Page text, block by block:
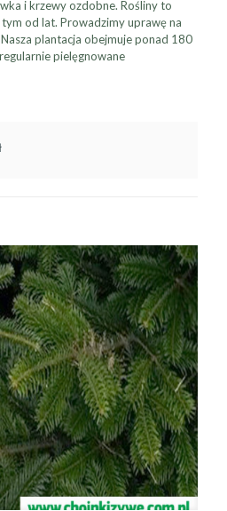
i krzewy ozdobne. Rośliny to
tym od lat. Prowadzimy uprawę na
plantacja obejmuje ponad 180
pielęgnowane